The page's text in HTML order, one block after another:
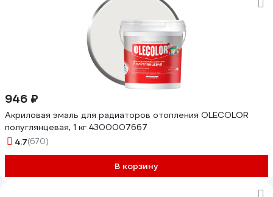
946 ₽
Акриловая эмаль для радиаторов отопления OLECOLOR
полуглянцевая, 1 кг 4300007667
4.7(670)
В корзину